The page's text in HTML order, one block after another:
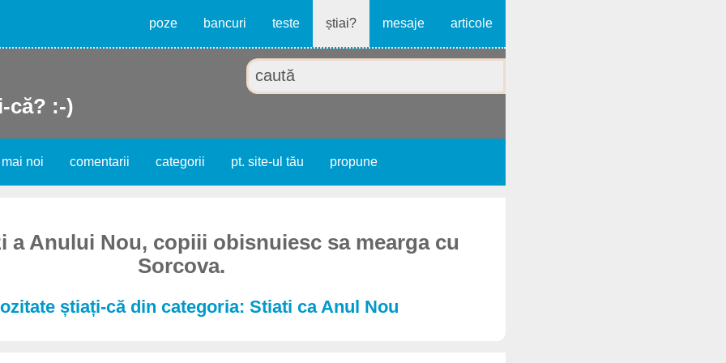
poze bancuri teste știai? mesaje articole
că? :-)
noi comentarii categorii pt. site-ul tău propune
a Anului Nou, copiii obisnuiesc sa mearga cu
Sorcova.
știați-că din categoria: Stiati ca Anul Nou